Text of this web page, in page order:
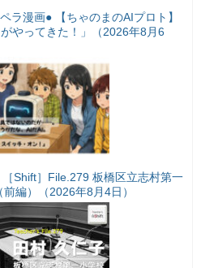
ラ漫画● 【ちゃのまのAIプロト】
やってきた！」（2026年8月6
［Shift］File.279 板橋区立志村第一
編）（2026年8月4日）